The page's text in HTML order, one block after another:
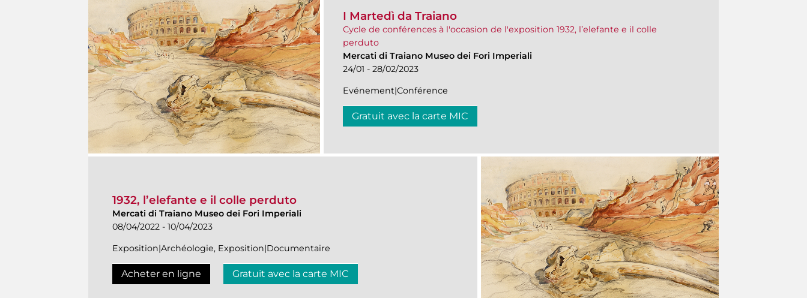
I Martedì da Traiano
Cycle de conférences à l'occasion de l'exposition 1932, l’elefante e il colle
perduto
Mercati di Traiano Museo dei Fori Imperiali
24/01 - 28/02/2023
Evénement|Conférence
Gratuit avec la carte MIC
1932, l’elefante e il colle perduto
Mercati di Traiano Museo dei Fori Imperiali
08/04/2022 - 10/04/2023
Exposition|Archéologie, Exposition|Documentaire
Acheter en ligne Gratuit avec la carte MIC